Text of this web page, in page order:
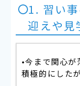
1. 習い
迎えや見
•今まで関心
積極的にした